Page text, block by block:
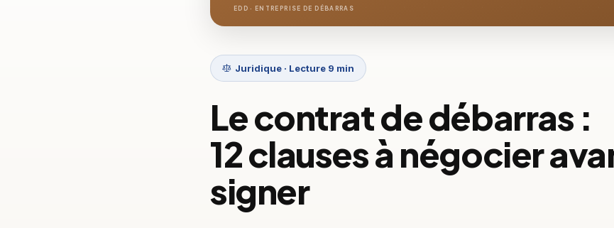
EDD · ENTREPRISE DE DÉBARRAS
Juridique · Lecture 9 min
Le contrat de débarras :
12 clauses à négocier
signer